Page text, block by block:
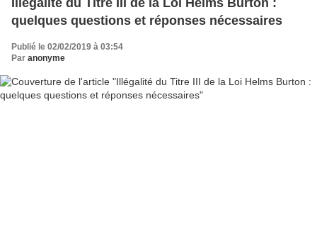
Illégalité du Titre III de la Loi Helms Burton :
quelques questions et réponses nécessaires
Publié le 02/02/2019 à 03:54
Par anonyme